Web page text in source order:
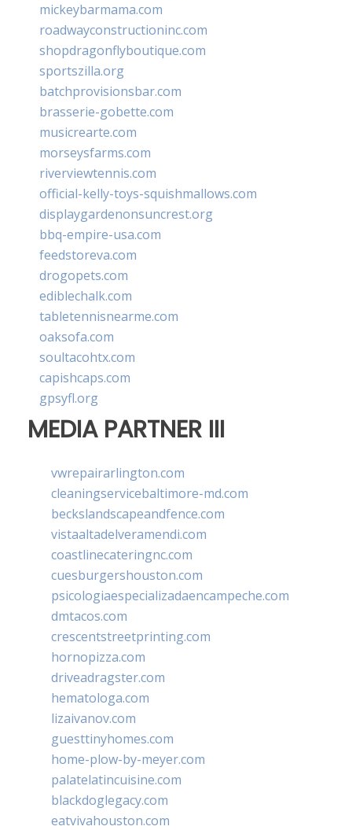
mickeybarmama.com
roadwayconstructioninc.com
shopdragonflyboutique.com
sportszilla.org
batchprovisionsbar.com
brasserie-gobette.com
musicrearte.com
morseysfarms.com
riverviewtennis.com
official-kelly-toys-squishmallows.com
displaygardenonsuncrest.org
bbq-empire-usa.com
feedstoreva.com
drogopets.com
ediblechalk.com
tabletennisnearme.com
oaksofa.com
soultacohtx.com
capishcaps.com
gpsyfl.org
MEDIA PARTNER III
vwrepairarlington.com
cleaningservicebaltimore-md.com
beckslandscapeandfence.com
vistaaltadelveramendi.com
coastlinecateringnc.com
cuesburgershouston.com
psicologiaespecializadaencampeche.com
dmtacos.com
crescentstreetprinting.com
hornopizza.com
driveadragster.com
hematologa.com
lizaivanov.com
guesttinyhomes.com
home-plow-by-meyer.com
palatelatincuisine.com
blackdoglegacy.com
eatvivahouston.com